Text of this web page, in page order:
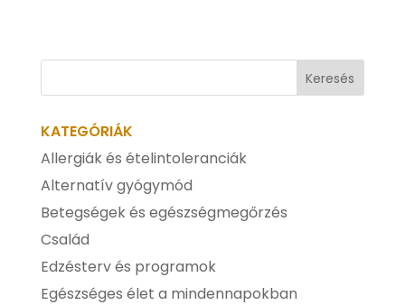
KATEGÓRIÁK
Allergiák és ételintoleranciák
Alternatív gyógymód
Betegségek és egészségmegőrzés
Család
Edzésterv és programok
Egészséges élet a mindennapokban